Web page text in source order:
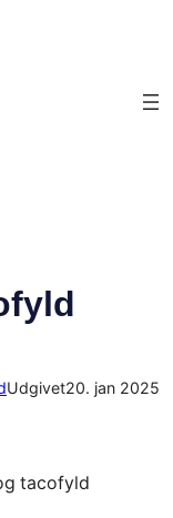
Udgivet20. jan 2025